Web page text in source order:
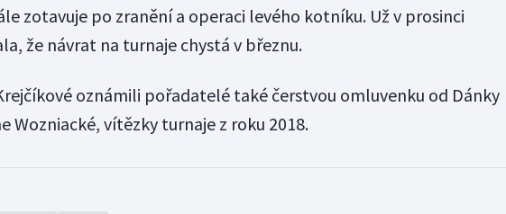
zotavuje po zranění a operaci levého kotníku. Už v prosinci
že návrat na turnaje chystá v březnu.
oznámili pořadatelé také čerstvou omluvenku od Dánky
Wozniacké, vítězky turnaje z roku 2018.